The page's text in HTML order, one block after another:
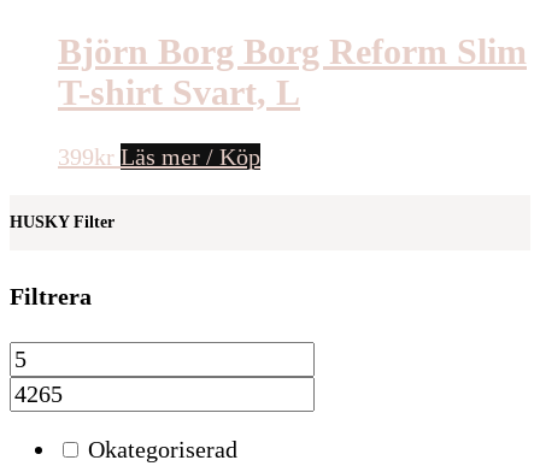
Björn Borg Borg Reform Slim
T-shirt Svart, L
399kr Läs mer / Köp
HUSKY Filter
Filtrera
Okategoriserad